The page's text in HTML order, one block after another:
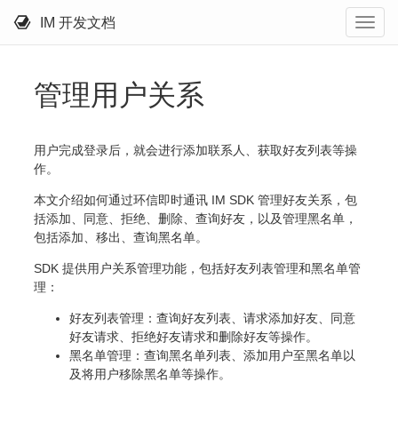
IM 开发文档
管理用户关系
用户完成登录后，就会进行添加联系人、获取好友列表等操
作。
本文介绍如何通过环信即时通讯 IM SDK 管理好友关系，包
括添加、同意、拒绝、删除、查询好友，以及管理黑名单，
包括添加、移出、查询黑名单。
SDK 提供用户关系管理功能，包括好友列表管理和黑名单管
理：
好友列表管理：查询好友列表、请求添加好友、同意
好友请求、拒绝好友请求和删除好友等操作。
黑名单管理：查询黑名单列表、添加用户至黑名单以
及将用户移除黑名单等操作。